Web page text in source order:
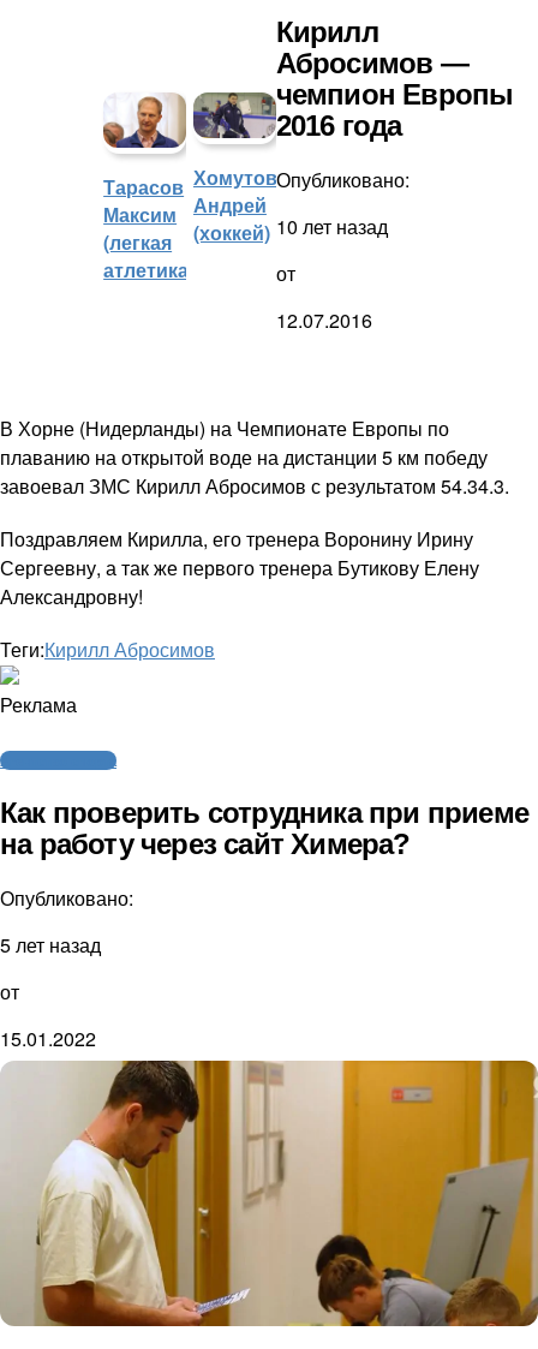
Тарасов
Максим
(легкая
атлетика)
Хомутов
Андрей
(хоккей)
Кирилл
Абросимов —
чемпион Европы
2016 года
Опубликовано:
10 лет назад
от
12.07.2016
В Хорне (Нидерланды) на Чемпионате Европы по
плаванию на открытой воде на дистанции 5 км победу
завоевал ЗМС Кирилл Абросимов с результатом 54.34.3.
Поздравляем Кирилла, его тренера Воронину Ирину
Сергеевну, а так же первого тренера Бутикову Елену
Александровну!
Теги:Кирилл Абросимов
Реклама
Агентство спорта
Как проверить сотрудника при приеме
на работу через сайт Химера?
Опубликовано:
5 лет назад
от
15.01.2022